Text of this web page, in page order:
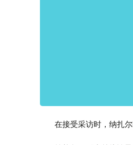
在接受采访时，纳扎